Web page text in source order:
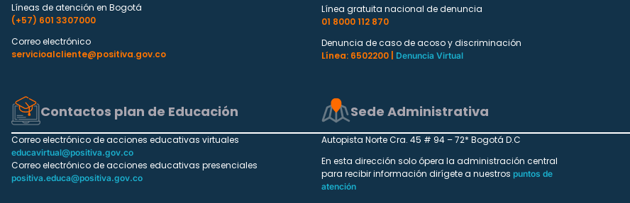
Líneas de atención en Bogotá
(+57) 601 3307000
Correo electrónico
servicioalcliente@positiva.gov.co
Línea gratuita nacional de denuncia
01 8000 112 870
Denuncia de caso de acoso y discriminación
Línea: 6502200 |
Denuncia Virtual
Contactos plan de Educación
Correo electrónico de acciones educativas virtuales
educavirtual@positiva.gov.co
Correo electrónico de acciones educativas presenciales
positiva.educa@positiva.gov.co
Sede Administrativa
Autopista Norte Cra. 45 # 94 – 72* Bogotá D.C
En esta dirección solo ópera la administración central
para recibir información dirígete a nuestros puntos de
atención